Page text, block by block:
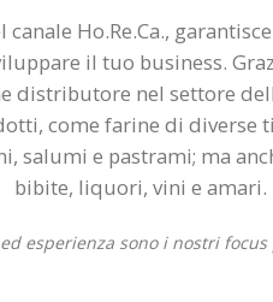
canale Ho.Re.Ca.,
il tuo business.
distributore nel settore
come farine di diverse
salumi e pastrami; ma
bibite, liquori, vini e amari.
esperienza sono i nostri